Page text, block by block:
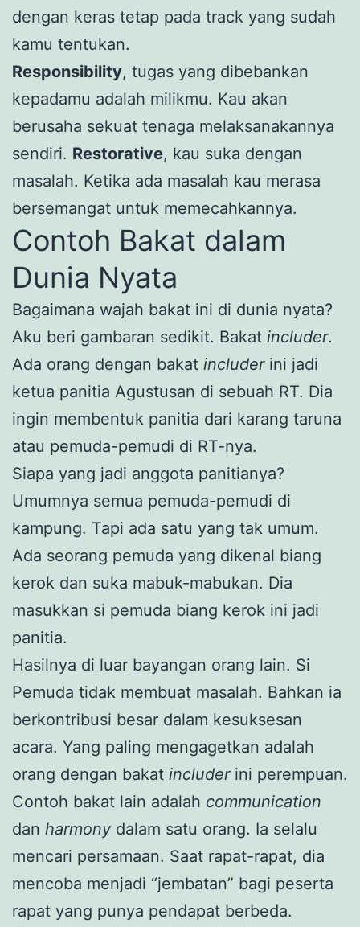
dengan keras tetap pada track yang sudah
kamu tentukan.
Responsibility, tugas yang dibebankan
kepadamu adalah milikmu. Kau akan
berusaha sekuat tenaga melaksanakannya
sendiri. Restorative, kau suka dengan
masalah. Ketika ada masalah kau merasa
bersemangat untuk memecahkannya.
Contoh Bakat dalam
Dunia Nyata
Bagaimana wajah bakat ini di dunia nyata?
Aku beri gambaran sedikit. Bakat includer.
Ada orang dengan bakat includerini jadi
ketua panitia Agustusan di sebuah RT. Dia
ingin membentuk panitia dari karang taruna
atau pemuda-pemudi di RT-nya.
Siapa yang jadi anggota panitianya?
Umumnya semua pemuda-pemudi di
kampung. Tapi ada satu yang tak umum.
Ada seorang pemuda yang dikenal biang
kerok dan suka mabuk-mabukan. Dia
masukkan si pemuda biang kerok ini jadi
panitia.
Hasilnya di luar bayangan orang lain. Si
Pemuda tidak membuat masalah. Bahkan ia
berkontribusi besar dalam kesuksesan
acara. Yang paling mengagetkan adalah
orang dengan bakat includerini perempuan.
Contoh bakat lain adalah communication
dan harmony dalam satu orang. Ia selalu
mencari persamaan. Saat rapat-rapat, dia
mencoba menjadi “jembatan” bagi peserta
rapat yang punya pendapat berbeda.